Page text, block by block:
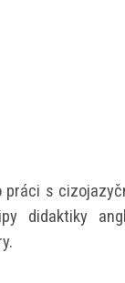
práci s
didaktiky